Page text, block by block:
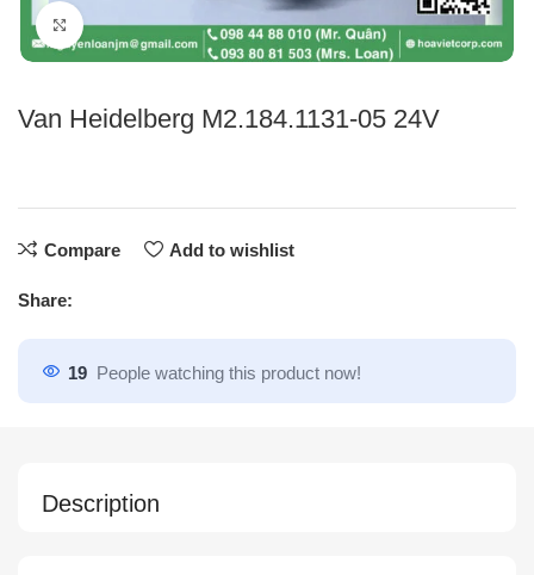
Click to enlarge
Van Heidelberg M2.184.1131-05 24V
Compare Add to wishlist
Share:
19 People watching this product now!
Description